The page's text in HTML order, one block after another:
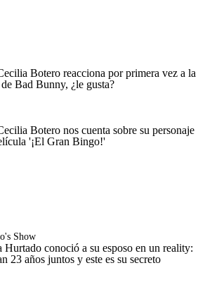
Botero reacciona por primera vez a la
Bad Bunny, ¿le gusta?
Botero nos cuenta sobre su personaje
'¡El Gran Bingo!'
Show
Hurtado conoció a su esposo en un reality:
23 años juntos y este es su secreto